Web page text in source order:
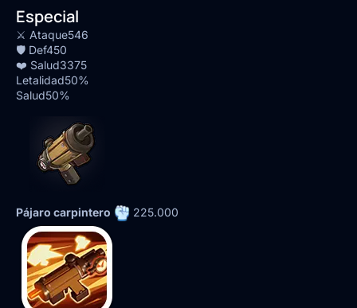
Especial
⚔️ Ataque546
🛡️ Def450
❤️ Salud3375
Letalidad50%
Salud50%
Pájaro carpintero 225.000